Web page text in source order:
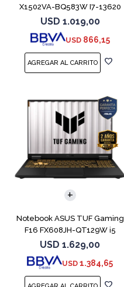
X1502VA-BQ583W I7-13620
512GB 16GB
USD 1.019,00
USD 866,15
Notebook ASUS TUF Gaming
F16 FX608JH-QT129W i5
13450HX 5050
USD 1.629,00
USD 1.384,65
COMPARAR